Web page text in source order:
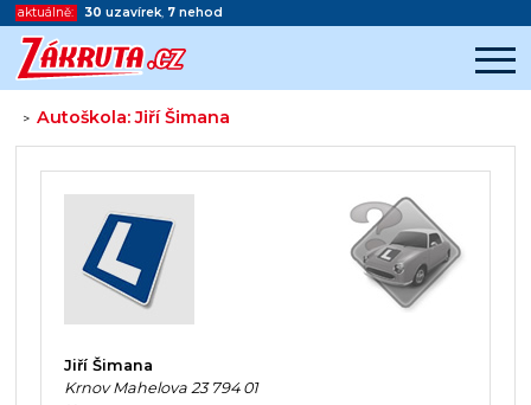
aktuálně: 30 uzavírek, 7 nehod
>Autoškola: Jiří Šimana
Začátek reklamy
Konec reklamy
Jiří Šimana
Krnov Mahelova 23 794 01